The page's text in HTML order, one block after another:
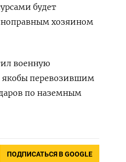
будет
хозяином
военную
якобы перевозившим
по наземным
ПОДПИСАТЬСЯ В GOOGLE